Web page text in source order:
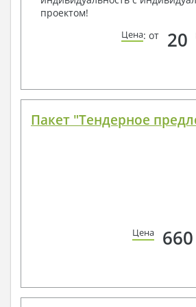
проектом!
Цена: от 20
Пакет "Тендерное
Цена 660